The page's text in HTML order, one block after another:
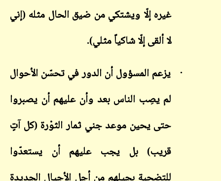
غيره إلّا ويشتكي من ضيق الحال مثله (إني
لا ألقى إلّا شاكياً مثلي).
· يزعم المسؤول أن الدور في تحسّن الأحوال
لم يصِب الناس بعد وأن عليهم أن يصبروا
حتى يحين موعد جني ثمار الثوْرة (كل آتٍ
قريب) بل يجب عليهم أن يستعدّوا